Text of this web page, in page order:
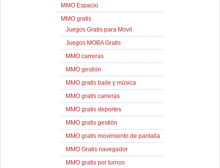
MMO Espacio
MMO gratis
Juegos Gratis para Movil
Juegos MOBA Gratis
MMO carreras
MMO gestión
MMO gratis baile y música
MMO gratis carreras
MMO gratis deportes
MMO gratis gestión
MMO gratis movimiento de pantalla
MMO Gratis navegador
MMO gratis por turnos